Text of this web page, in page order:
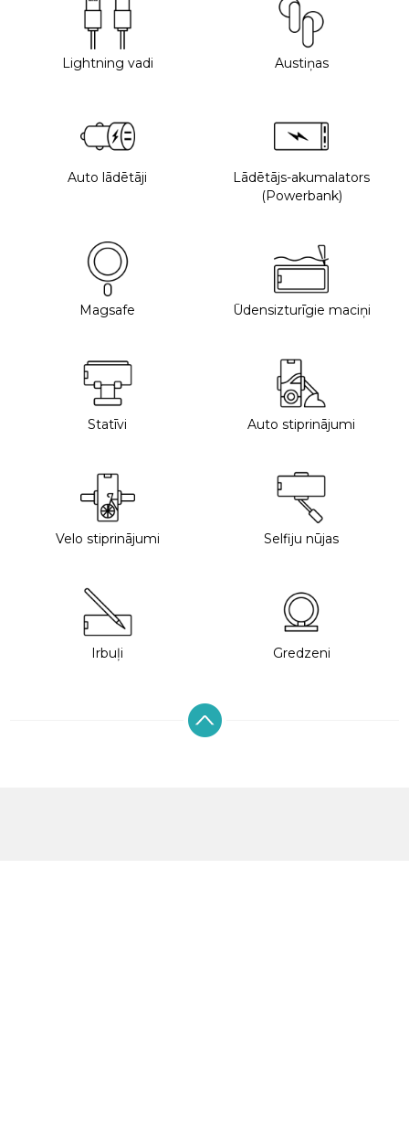
Lightning vadi Austiņas
Auto lādētāji
Lādētājs-akumalators
(Powerbank)
Magsafe Ūdensizturīgie maciņi
Statīvi Auto stiprinājumi
Velo stiprinājumi Selfiju nūjas
Irbuļi Gredzeni